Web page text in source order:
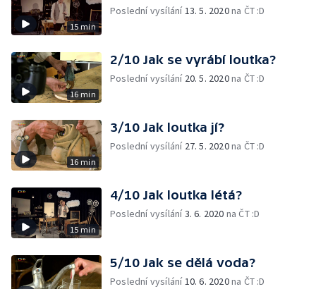
15 min
Poslední vysílání13. 5. 2020na ČT :D
16 min
2/10 Jak se vyrábí loutka?
Poslední vysílání 20. 5. 2020na ČT :D
16 min
3/10 Jak loutka jí?
Poslední vysílání 27. 5. 2020na ČT :D
15 min
4/10 Jak loutka létá?
Poslední vysílání3. 6. 2020 na ČT :D
5/10 Jak se dělá voda?
Poslední vysílání10. 6. 2020na ČT :D